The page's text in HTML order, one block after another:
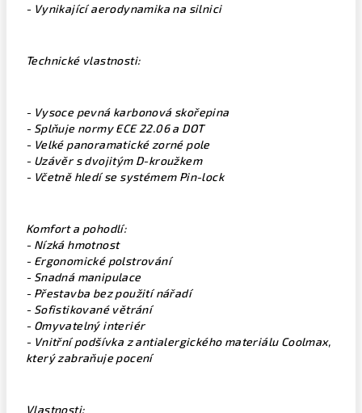
- Vynikající aerodynamika na silnici
Technické vlastnosti:
- Vysoce pevná karbonová skořepina
- Splňuje normy ECE 22.06 a DOT
- Velké panoramatické zorné pole
- Uzávěr s dvojitým D-kroužkem
- Včetně hledí se systémem Pin-lock
Komfort a pohodlí:
- Nízká hmotnost
- Ergonomické polstrování
- Snadná manipulace
- Přestavba bez použití nářadí
- Sofistikované větrání
- Omyvatelný interiér
- Vnitřní podšívka z antialergického materiálu Coolmax,
který zabraňuje pocení
Vlastnosti: